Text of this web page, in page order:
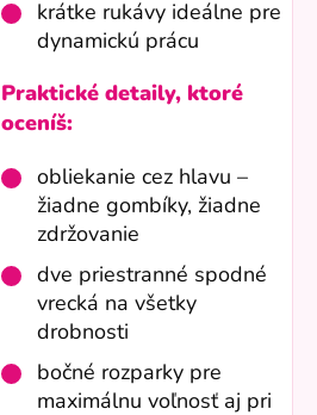
krátke rukávy ideálne pre
dynamickú prácu
Praktické detaily, ktoré
oceníš:
obliekanie cez hlavu –
žiadne gombíky, žiadne
zdržovanie
dve priestranné spodné
vrecká na všetky
drobnosti
bočné rozparky pre
maximálnu voľnosť aj pri